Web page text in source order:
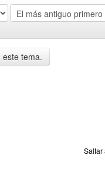
tema.
Saltar